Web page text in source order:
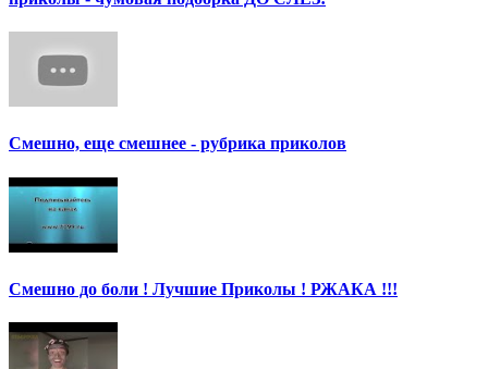
Смешно, еще смешнее - рубрика приколов
Смешно до боли ! Лучшие Приколы ! РЖАКА !!!